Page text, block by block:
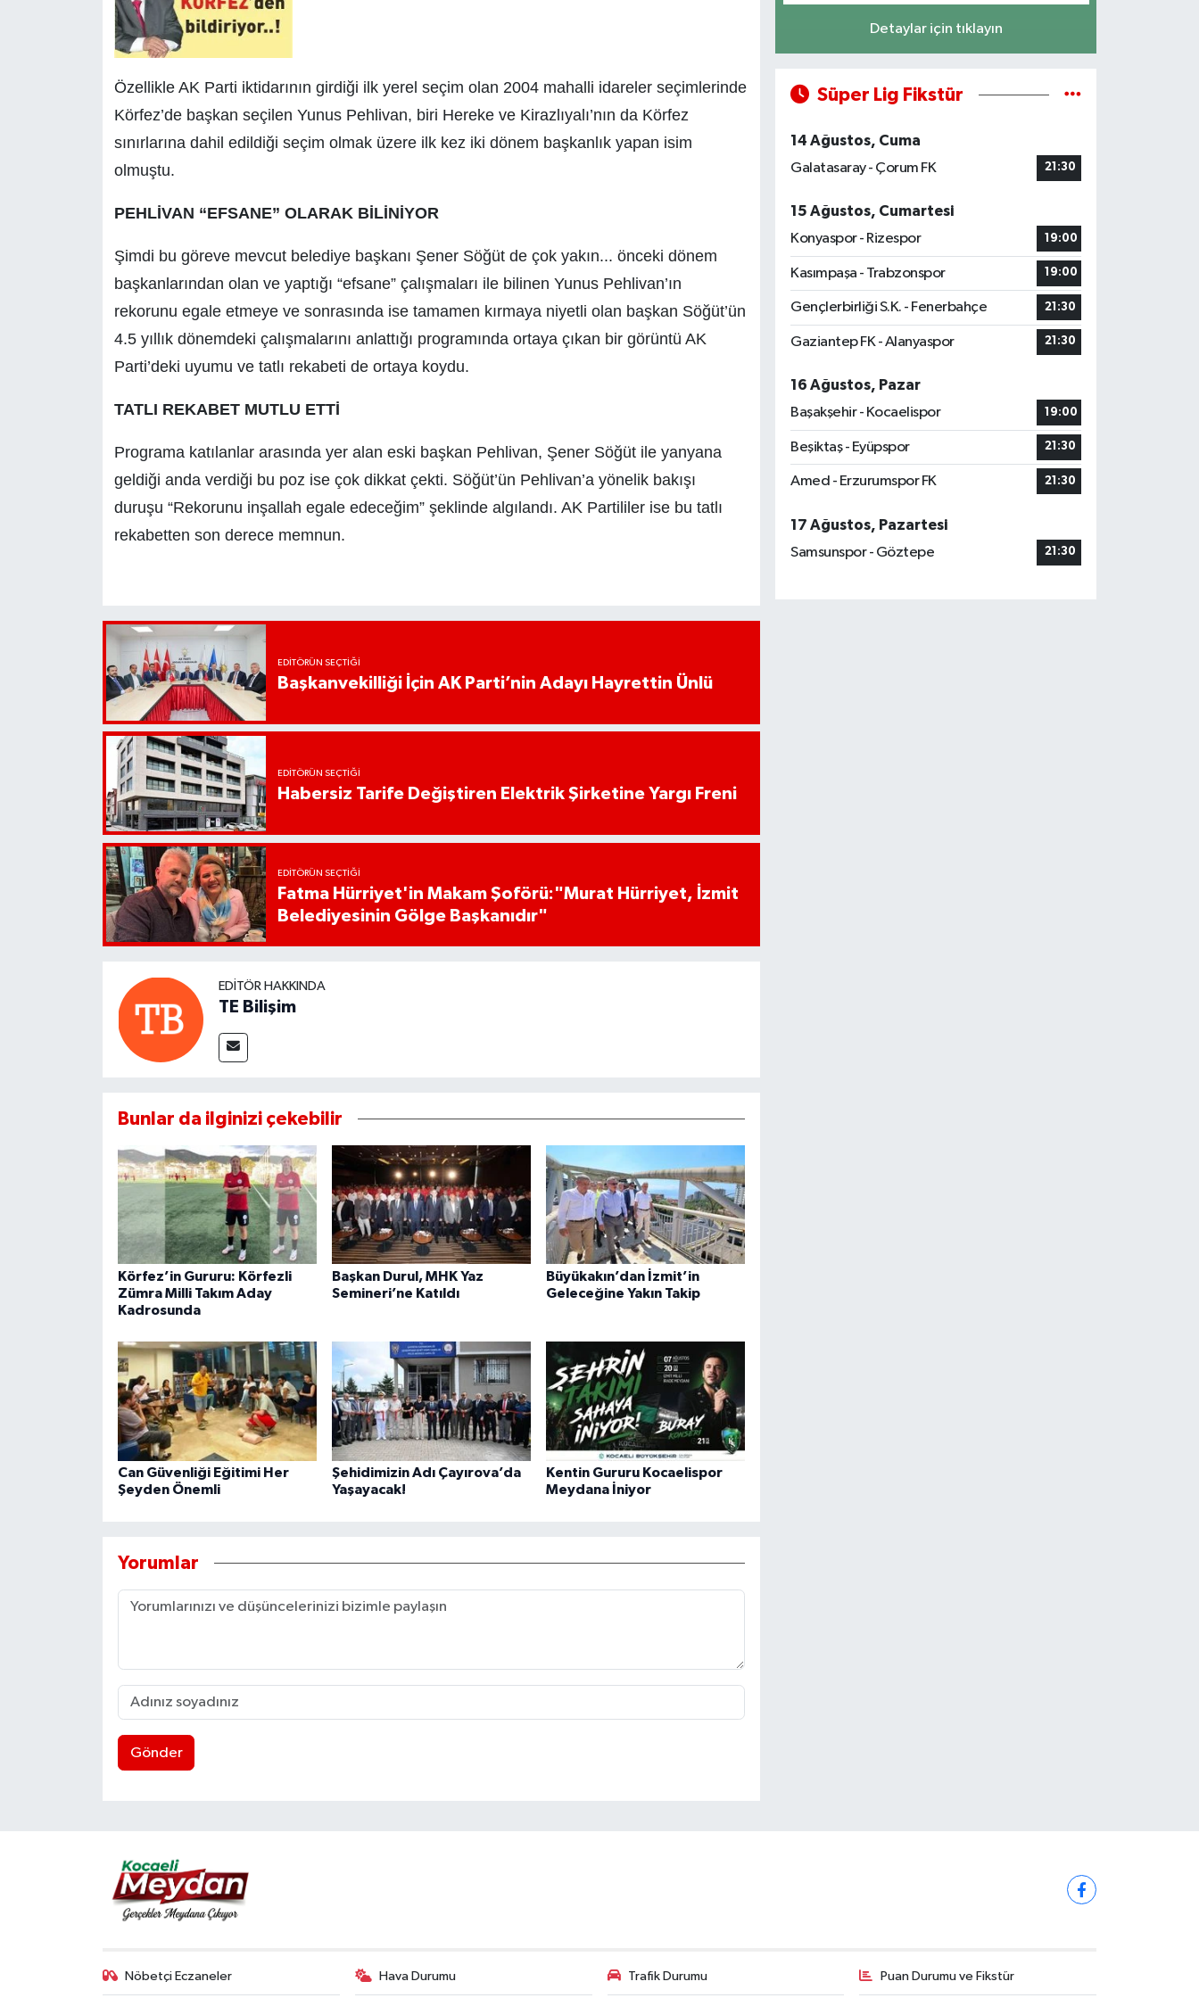
Özellikle AK Parti iktidarının girdiği ilk yerel seçim olan 2004 mahalli idareler seçimlerinde
Körfez’de başkan seçilen Yunus Pehlivan, biri Hereke ve Kirazlıyalı’nın da Körfez
sınırlarına dahil edildiği seçim olmak üzere ilk kez iki dönem başkanlık yapan isim
olmuştu.
PEHLİVAN “EFSANE” OLARAK BİLİNİYOR
Şimdi bu göreve mevcut belediye başkanı Şener Söğüt de çok yakın... önceki dönem
başkanlarından olan ve yaptığı “efsane” çalışmaları ile bilinen Yunus Pehlivan’ın
rekorunu egale etmeye ve sonrasında ise tamamen kırmaya niyetli olan başkan Söğüt’ün
4.5 yıllık dönemdeki çalışmalarını anlattığı programında ortaya çıkan bir görüntü AK
Parti’deki uyumu ve tatlı rekabeti de ortaya koydu.
TATLI REKABET MUTLU ETTİ
Programa katılanlar arasında yer alan eski başkan Pehlivan, Şener Söğüt ile yanyana
geldiği anda verdiği bu poz ise çok dikkat çekti. Söğüt’ün Pehlivan’a yönelik bakışı
duruşu “Rekorunu inşallah egale edeceğim” şeklinde algılandı. AK Partililer ise bu tatlı
rekabetten son derece memnun.
EDITÖRÜN SEÇTIĞI
Başkanvekilliği İçin AK Parti’nin Adayı Hayrettin Ünlü
EDITÖRÜN SEÇTIĞI
Habersiz Tarife Değiştiren Elektrik Şirketine Yargı Freni
EDITÖRÜN SEÇTIĞI
Fatma Hürriyet'in Makam Şoförü:"Murat Hürriyet, İzmit
Belediyesinin Gölge Başkanıdır"
EDITÖR HAKKINDA
TE Bilişim
Bunlar da ilginizi çekebilir
Körfez’in Gururu: Körfezli
Zümra Milli Takım Aday
Kadrosunda
Başkan Durul, MHK Yaz
Semineri’ne Katıldı
Büyükakın’dan İzmit’in
Geleceğine Yakın Takip
Can Güvenliği Eğitimi Her
Şeyden Önemli
Şehidimizin Adı Çayırova’da
Yaşayacak!
Kentin Gururu Kocaelispor
Meydana İniyor
Yorumlar
Gönder
Detaylar için tıklayın
Süper Lig Fikstür
14 Ağustos, Cuma
Galatasaray - Çorum FK
21:30
15 Ağustos, Cumartesi
Konyaspor - Rizespor
19:00
Kasımpaşa - Trabzonspor 19:00
Gençlerbirliği S.K. - Fenerbahçe 21:30
Gaziantep FK - Alanyaspor 21:30
16 Ağustos, Pazar
Başakşehir - Kocaelispor
19:00
Beşiktaş - Eyüpspor 21:30
Amed - Erzurumspor FK 21:30
17 Ağustos, Pazartesi
Samsunspor - Göztepe
21:30
Nöbetçi Eczaneler Hava Durumu Trafik Durumu Puan Durumu ve Fikstür